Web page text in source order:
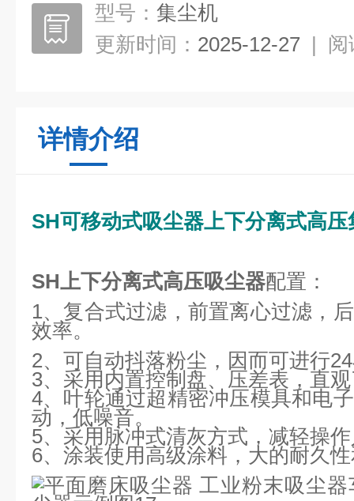
型号： 集尘机
更新时间： 2025-12-27 | 阅
详情介绍
SH可移动式吸尘器上下分离式高压
SH上下分离式高压吸尘器配置：
1、复合式过滤，前置离心过滤，
效率。
2、可自动抖落粉尘，因而可进行
3、采用内置控制盘、压差表，直
4、叶轮通过超精密冲压模具和电
动，低噪音。
5、采用脉冲式清灰方式，减轻操
6、涂装使用高级涂料，大的耐久